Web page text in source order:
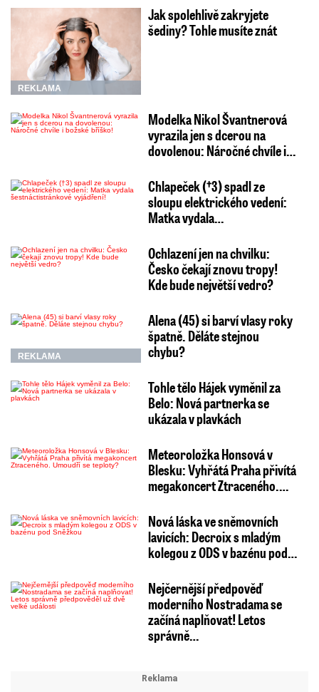
REKLAMA
Jak spolehlivě zakryjete
šediny? Tohle musíte znát
Modelka Nikol Švantnerová
vyrazila jen s dcerou na
dovolenou: Náročné chvíle i…
Chlapeček (†3) spadl ze
sloupu elektrického vedení:
Matka vydala…
Ochlazení jen na chvilku:
Česko čekají znovu tropy!
Kde bude největší vedro?
REKLAMA
Alena (45) si barví vlasy roky
špatně. Děláte stejnou
chybu?
Tohle tělo Hájek vyměnil za
Belo: Nová partnerka se
ukázala v plavkách
Meteoroložka Honsová v
Blesku: Vyhřátá Praha přivítá
megakoncert Ztraceného.…
Nová láska ve sněmovních
lavicích: Decroix s mladým
kolegou z ODS v bazénu pod…
Nejčernější předpověď
moderního Nostradama se
začíná naplňovat! Letos
správně…